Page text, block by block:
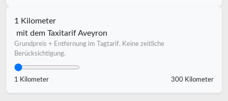
1 Kilometer
mit dem Taxitarif Aveyron
Grundpreis + Entfernung im Tagtarif. Keine zeitliche
Berücksichtigung.
1 Kilometer 300 Kilometer